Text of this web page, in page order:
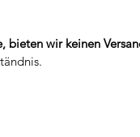
bieten wir keinen